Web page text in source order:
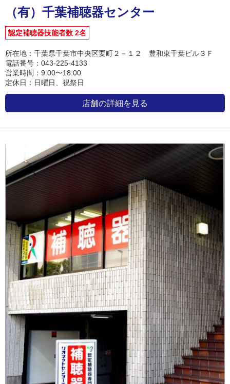
（有）千葉補聴器センター
認定補聴器技能者数 2名
所在地：千葉県千葉市中央区要町２－１２ 豊和東千葉ビル３Ｆ
電話番号：043-225-4133
営業時間：9:00〜18:00
定休日：日曜日、祝祭日
店舗の詳細を見る